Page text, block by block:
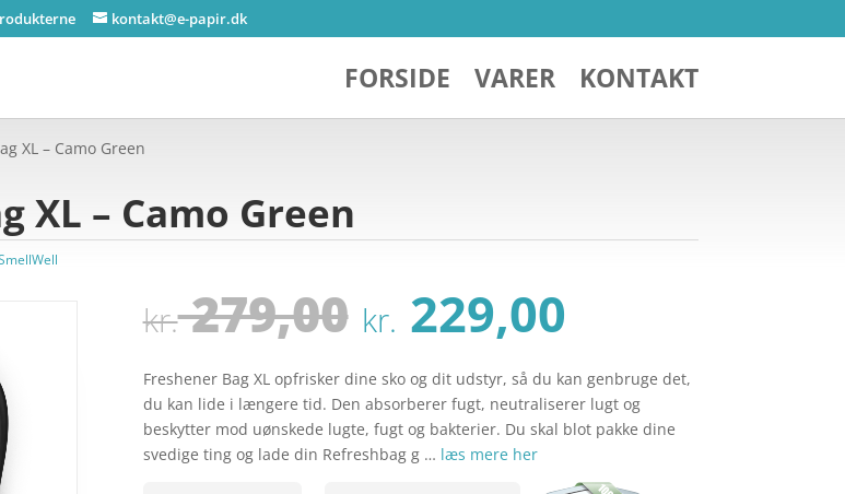
kontakt@e-papir.dk
FORSIDE VARER KONTAKT
XL – Camo Green
XL – Camo Green
kr.279,00 Den
oprindelige
pris
var:
kr. 279,00.
kr. 229,00
pris
er:
kr. 229,00.
Freshener Bag XL opfrisker dine sko og dit udstyr, så du kan genbruge det,
du kan lide i længere tid. Den absorberer fugt, neutraliserer lugt og
beskytter mod uønskede lugte, fugt og bakterier. Du skal blot pakke dine
svedige ting og lade din Refreshbag g … læs mere her